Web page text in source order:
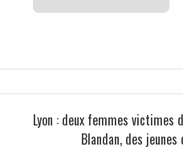
Lyon : deux femmes victimes
Blandan, des